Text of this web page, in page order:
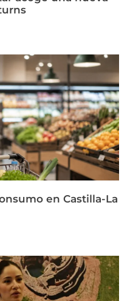
en Castilla-La